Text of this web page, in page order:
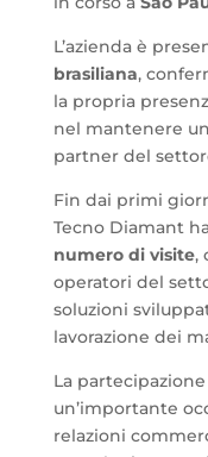
L’azienda è
brasiliana,
la propria
nel mantenere
partner del
Fin dai primi
Tecno Diamant
numero di visite,
operatori del
soluzioni
lavorazione dei
La
un’importante
relazioni